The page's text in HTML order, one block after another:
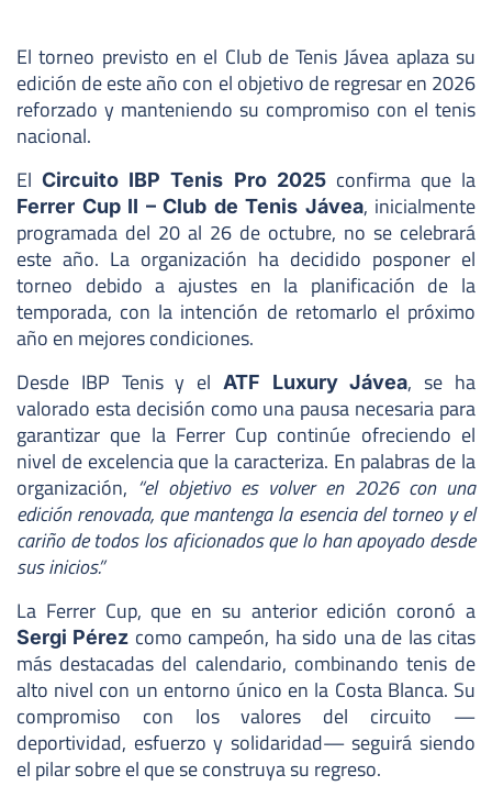
El torneo previsto en el Club de Tenis Jávea aplaza su
edición de este año con el objetivo de regresar en 2026
reforzado y manteniendo su compromiso con el tenis
nacional.
ElCircuito IBP Tenis Pro 2025confirma que la
Ferrer Cup II – Club de Tenis Jávea, inicialmente
programada del 20 al 26 de octubre, no se celebrará
este año. La organización ha decidido posponer el
torneo debido a ajustes en la planificación de la
temporada, con la intención de retomarlo el próximo
año en mejores condiciones.
Desde IBP Tenis y el
ATF Luxury Jávea, se ha
valorado esta decisión como una pausa necesaria para
garantizar que la Ferrer Cup continúe ofreciendo el
nivel de excelencia que la caracteriza. En palabras de la
organización, “el objetivo es volver en 2026 con una
edición renovada, que mantenga la esencia del torneo y el
cariño de todos los aficionados que lo han apoyado desde
sus inicios.”
La Ferrer Cup, que en su anterior edición coronó a
Sergi Pérez como campeón, ha sido una de las citas
más destacadas del calendario, combinando tenis de
alto nivel con un entorno único en la Costa Blanca. Su
compromiso con los valores del circuito —
deportividad, esfuerzo y solidaridad— seguirá siendo
el pilar sobre el que se construya su regreso.